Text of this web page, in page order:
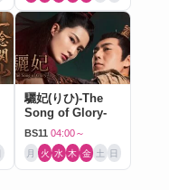
驪妃(りひ)-The
Song of Glory-
BS11 04:00～
月 火 水 木 金 土 日